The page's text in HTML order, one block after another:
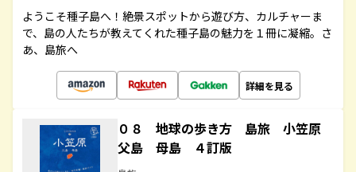
ようこそ種子島へ！絶景スポットから遊び方、カルチャーま
で、島の人たちが教えてくれた種子島の魅力を１冊に凝縮。さ
あ、島旅へ
詳細を見る
０８ 地球の歩き方 島旅 小笠原
父島 母島 ４訂版